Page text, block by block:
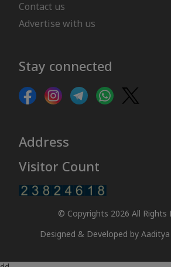
Contact us
Advertise with us
Stay connected
Address
Visitor Count
© Copyrights 2026 All Rights
Designed & Developed by